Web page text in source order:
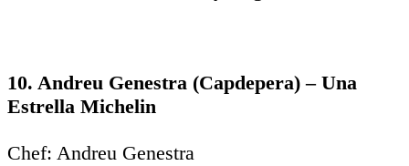
10. Andreu Genestra (Capdepera) – Una
Estrella Michelin
Chef: Andreu Genestra